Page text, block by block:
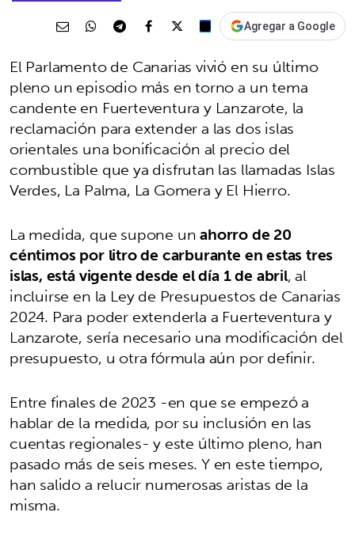
Agregar a Google
El Parlamento de Canarias vivió en su último
pleno un episodio más en torno a un tema
candente en Fuerteventura y Lanzarote, la
reclamación para extender a las dos islas
orientales una bonificación al precio del
combustible que ya disfrutan las llamadas Islas
Verdes, La Palma, La Gomera y El Hierro.
La medida, que supone unahorro de 20
céntimos por litro de carburante en estas tres
islas, está vigente desde el día 1 de abril, al
incluirse en la Ley de Presupuestos de Canarias
2024. Para poder extenderla a Fuerteventura y
Lanzarote, sería necesario una modificación del
presupuesto, u otra fórmula aún por definir.
Entre finales de 2023 -en que se empezó a
hablar de la medida, por su inclusión en las
cuentas regionales- y este último pleno, han
pasado más de seis meses. Y en este tiempo,
han salido a relucir numerosas aristas de la
misma.